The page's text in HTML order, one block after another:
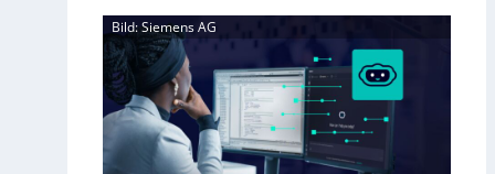
Bild: Siemens AG